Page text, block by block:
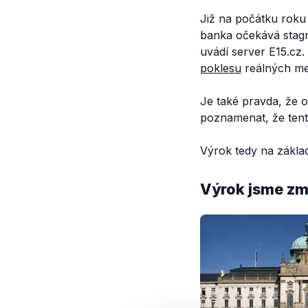
Již na počátku
banka očekává
uvádí server
poklesureálných
Je také pravda, že
poznamenat, že
Výrok tedy na
Výrok jsme